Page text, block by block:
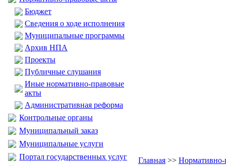
Бюджет
Сведения о ходе исполнения
Муниципальные программы
Архив НПА
Проекты
Публичные слушания
Иные нормативно-правовые
акты
Административная реформа
Контрольные органы
Муниципальный заказ
Муниципальные услуги
Портал государственных услуг
Главная >> Нормативно-